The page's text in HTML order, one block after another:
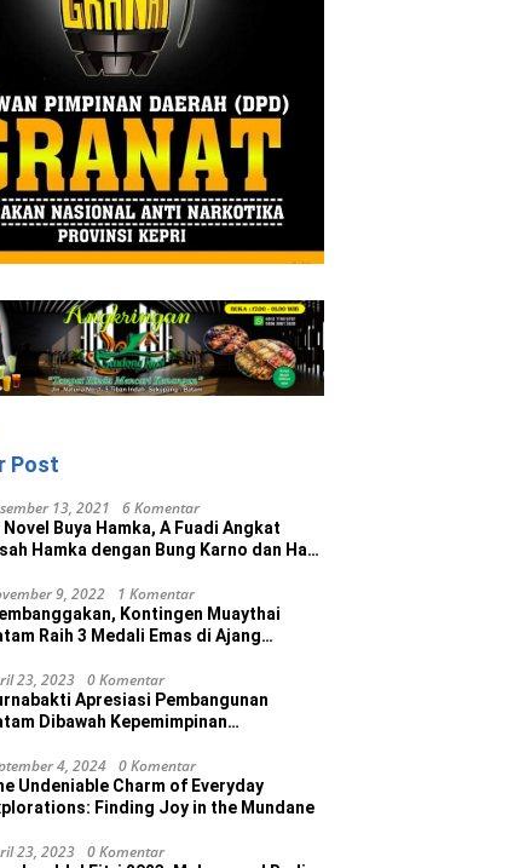
Post
13, 2021 6 Komentar
Novel Buya Hamka, A Fuadi Angkat
Hamka dengan Bung Karno dan Haji
9, 2022 1 Komentar
Kontingen Muaythai
Raih 3 Medali Emas di Ajang
23, 2023 0 Komentar
Apresiasi Pembangunan
Dibawah Kepemimpinan
4, 2024 0 Komentar
Undeniable Charm of Everyday
Finding Joy in the Mundane
23, 2023 0 Komentar